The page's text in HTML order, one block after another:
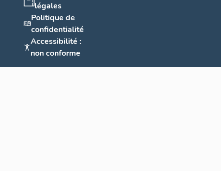
légales
Politique de
confidentialité
Accessibilité :
non conforme